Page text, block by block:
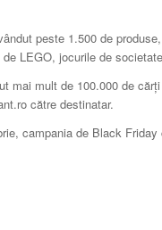
peste 1.500 de
LEGO, jocurile de
mai mult de 100.000 de
către destinatar.
campania de Black